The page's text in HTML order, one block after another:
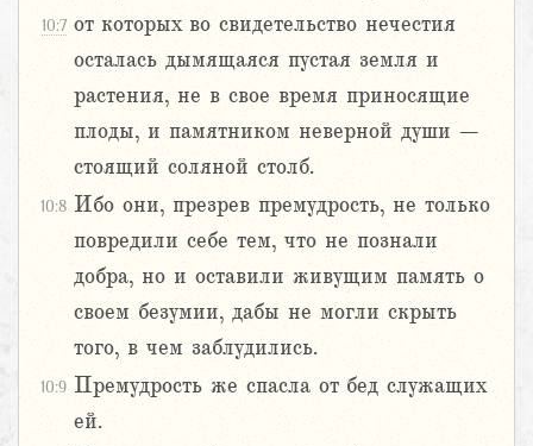
10:7 от которых во свидетельство нечестия
осталась дымящаяся пустая земля и
растения, не в свое время приносящие
плоды, и памятником неверной души –
стоящий соляной столб.
10:8 Ибо они, презрев премудрость, не только
повредили себе тем, что не познали
добра, но и оставили живущим память о
своем безумии, дабы не могли скрыть
того, в чем заблудились.
10:9 Премудрость же спасла от бед служащих
ей.